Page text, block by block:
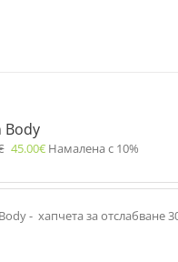
Body
45.00€ Намалена с 10%
- хапчета за отслабване